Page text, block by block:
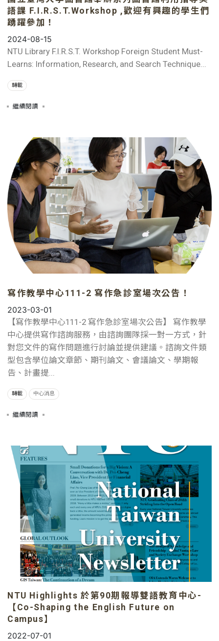
語課 F.I.R.S.T.Workshop ,歡迎有興趣的學生們
踴躍參加！
2024-08-15
NTU Library F.I.R.S.T. Workshop Foreign Student Must-
Learns: Information, Research, and Search Technique...
轉載
繼續閱讀
寫作教學中心111-2 寫作急診室場次公告！
2023-03-01
【寫作教學中心111-2 寫作急診室場次公告】 寫作教學
中心提供寫作諮詢服務，由諮詢團隊採一對一方式，針
對您文件的寫作問題進行討論並提供建議。諮詢文件類
型包含學位論文章節、期刊論文、會議論文、學期報
告、計畫提...
轉載 中心消息
繼續閱讀
NTU Highlights 於第90期報導雙語教育中心-
【Co-Shaping the English Future on
Campus】
2022-07-01